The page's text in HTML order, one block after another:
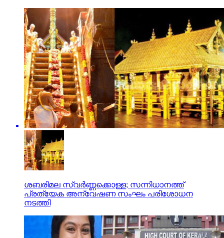
ശബരിമല സ്വര്‍ണ്ണക്കൊള്ള; സന്നിധാനത്ത്
പ്രത്യേക അന്വേഷണ സംഘം പരിശോധന
നടത്തി